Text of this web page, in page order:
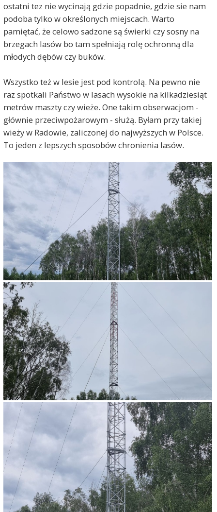
ostatni tez nie wycinają gdzie popadnie, gdzie sie nam
podoba tylko w określonych miejscach. Warto
pamiętać, że celowo sadzone są świerki czy sosny na
brzegach lasów bo tam spełniają rolę ochronną dla
młodych dębów czy buków.
Wszystko też w lesie jest pod kontrolą. Na pewno nie
raz spotkali Państwo w lasach wysokie na kilkadziesiąt
metrów maszty czy wieże. One takim obserwacjom -
głównie przeciwpożarowym - służą. Byłam przy takiej
wieży w Radowie, zaliczonej do najwyższych w Polsce.
To jeden z lepszych sposobów chronienia lasów.